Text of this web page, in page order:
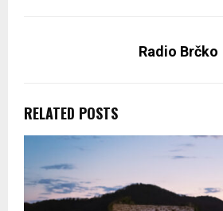
Radio Brčko
RELATED POSTS